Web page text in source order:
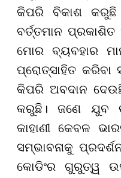
କିପରି ବିକାଶ
ବର୍ତ୍ତମାନ
ମୋର ବ୍ୟବହାର
ପ୍ରୋତ୍ସାହିତ କରିବା
କିପରି ଅବଦାନ
କରୁଛି। ଜଣେ ଯୁବ
କାହାଣୀ କେବଳ
ସମ୍ଭାବନାକୁ
କୋଡିଂର ଗୁରୁତ୍ୱ